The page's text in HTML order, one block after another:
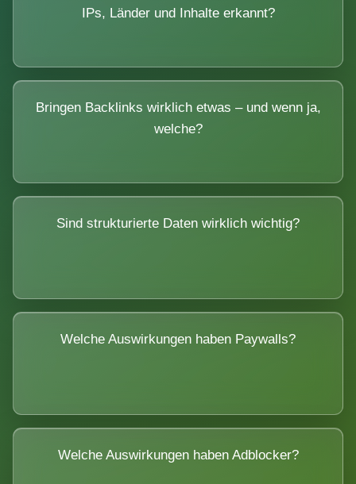
IPs, Länder und Inhalte erkannt?
Bringen Backlinks wirklich etwas – und wenn ja,
welche?
Sind strukturierte Daten wirklich wichtig?
Welche Auswirkungen haben Paywalls?
Welche Auswirkungen haben Adblocker?